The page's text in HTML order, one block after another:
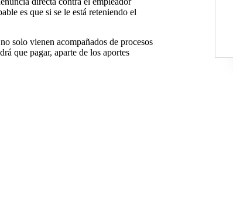
es que si se le está reteniendo el
solo vienen acompañados de procesos
que pagar, aparte de los aportes